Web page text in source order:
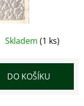
Skladem (1 ks)
DO KOŠÍKU